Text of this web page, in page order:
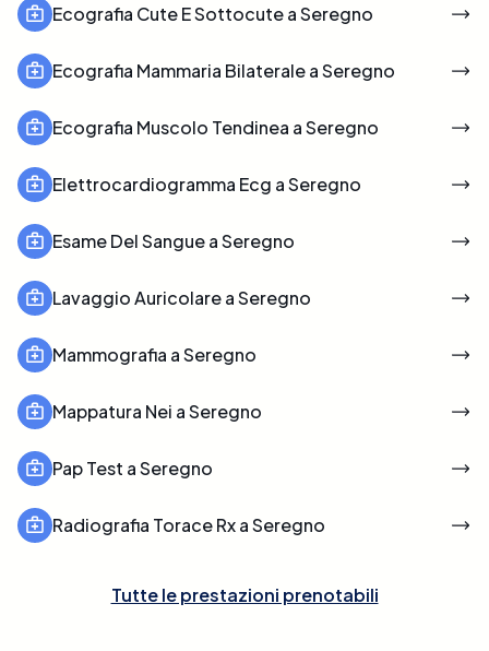
Ecografia Cute E Sottocute a Seregno
Ecografia Mammaria Bilaterale a Seregno
Ecografia Muscolo Tendinea a Seregno
Elettrocardiogramma Ecg a Seregno
Esame Del Sangue a Seregno
Lavaggio Auricolare a Seregno
Mammografia a Seregno
Mappatura Nei a Seregno
Pap Test a Seregno
Radiografia Torace Rx a Seregno
Tutte le prestazioni prenotabili